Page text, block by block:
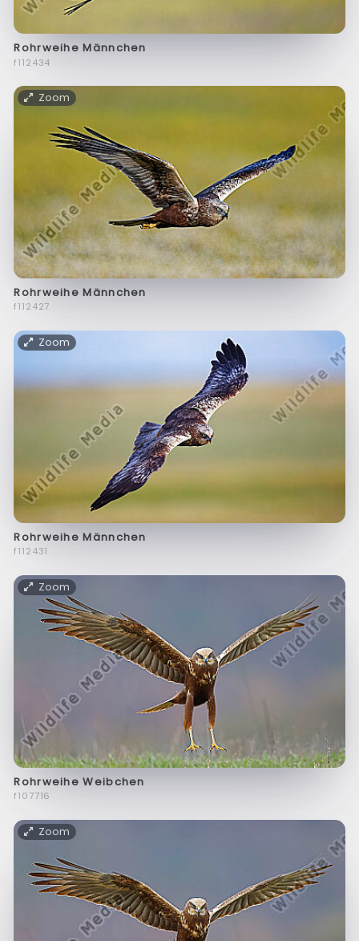
Rohrweihe Männchen
f112434
Zoom
Rohrweihe Männchen
f112427
Zoom
Rohrweihe Männchen
f112431
Zoom
Rohrweihe Weibchen
f107716
Zoom